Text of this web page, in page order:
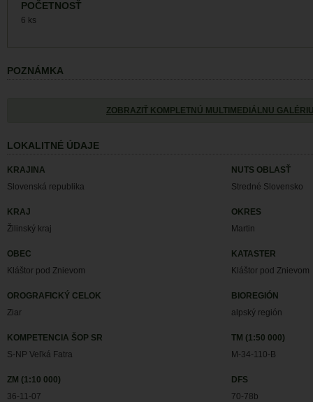
POČETNOSŤ
6 ks
POZNÁMKA
ZOBRAZIŤ KOMPLETNÚ MULTIMEDIÁLNU
LOKALITNÉ ÚDAJE
KRAJINA
Slovenská republika
NUTS OBLASŤ
Stredné Slovensko
KRAJ
Žilinský kraj
OKRES
Martin
OBEC
Kláštor pod Znievom
KATASTER
Kláštor pod Znievom
OROGRAFICKÝ CELOK
Ziar
BIOREGIÓN
alpský región
KOMPETENCIA ŠOP SR
S-NP Veľká Fatra
TM (1:50 000)
M-34-110-B
ZM (1:10 000)
36-11-07
DFS
70-78b